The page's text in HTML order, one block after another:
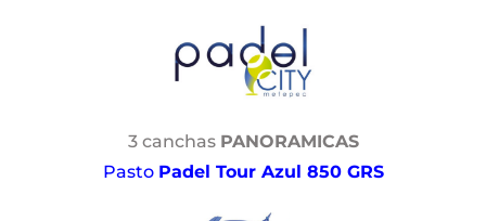
3 canchas PANORAMICAS
Pasto Padel Tour Azul 850 GRS